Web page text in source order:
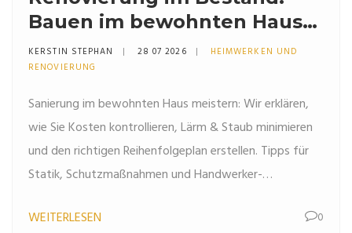
Bauen im bewohnten Haus
richtig organisieren
KERSTIN STEPHAN 28 07 2026
HEIMWERKEN UND
RENOVIERUNG
Sanierung im bewohnten Haus meistern: Wir erklären,
wie Sie Kosten kontrollieren, Lärm & Staub minimieren
und den richtigen Reihenfolgeplan erstellen. Tipps für
Statik, Schutzmaßnahmen und Handwerker-
WEITERLESEN
0